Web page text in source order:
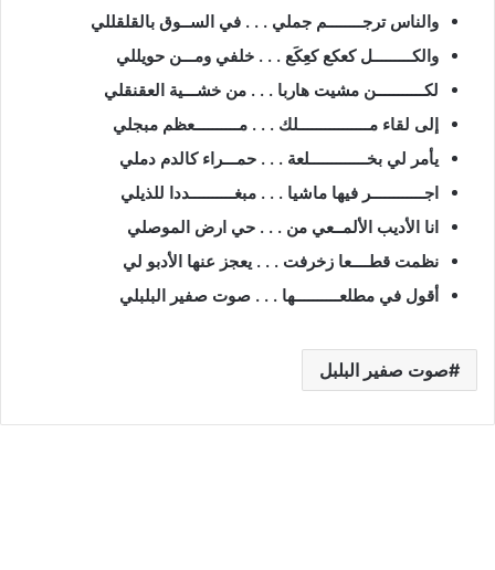
والناس ترجــــــــم جملي . . . في الســوق بالقلقللي
والكـــــــــل كعكع كعِكَع . . . خلفي ومـــن حويللي
لكـــــــــــن مشيت هاربا . . . من خشـــية العقنقلي
إلى لقاء مــــــــــــــــلك . . . مــــــــــعظم مبجلي
يأمر لي بخـــــــــــــلعة . . . حمـــراء كالدم دملي
اجــــــــــــر فيها ماشيا . . . مبغــــــــــددا للذيلي
انا الأديب الألمــعي من . . . حي ارض الموصلي
نظمت قطــــعا زخرفت . . . يعجز عنها الأدبو لي
أقول في مطلعــــــــــها . . . صوت صفير البلبلي
صوت صفير البلبل